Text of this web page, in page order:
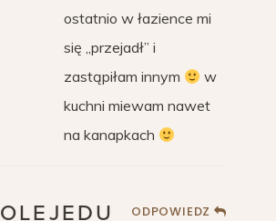
ostatnio w łazience mi
się „przejadł” i
zastąpiłam innym
w
kuchni miewam nawet
na kanapkach
OLEJEDU ODPOWIEDZ